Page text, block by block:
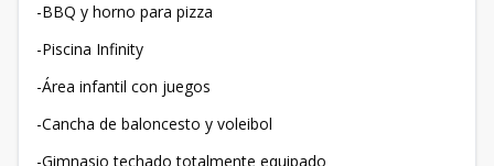
-BBQ y horno para pizza
-Piscina Infinity
-Área infantil con juegos
-Cancha de baloncesto y voleibol
-Gimnasio techado totalmente equipado